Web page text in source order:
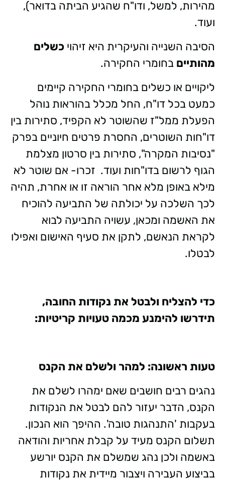
מהירות, למשל, ודו"ח שהגיע הביתה בדואר),
ועוד.
הסיבה השנייה והעיקרית היא זיהוי כשלים
מהותיים בחומרי החקירה.
ליקויים או כשלים בחומרי החקירה קיימים
כמעט בכל דו"ח, החל מכלל בהוראות נוהל
הפעלת ממל"ז שהשוטר לא הקפיד, סתירות בין
דו"חות השוטרים, החסרת פרטים חיוניים בפרק
"נסיבות המקרה", סתירות בין סרטון מצלמת
הגוף לרשום בדו"חות ועוד. זכרו- אם שוטר לא
מילא באופן מלא אחר הוראה זו או אחרת, תהיה
לכך השלכה על יכולתה של התביעה להוכיח
את האשמה ומכאן, עשויה התביעה לבוא
לקראת הנאשם, לתקן את סעיף האישום ואפילו
לבטלו.
כדי להצליח ולבטל את נקודות החובה,
תידרשו להימנע מכמה טעויות קריטיות:
טעות ראשונה: למהר ולשלם את הקנס
נהגים רבים חושבים שאם ימהרו לשלם את
הקנס, הדבר יעזור להם לבטל את הנקודות
בעקבות 'התנהגות טובה'. ההיפך הוא הנכון.
תשלום הקנס מעיד על קבלת אחריות והודאה
באשמה ולכן נהג שמשלם את הקנס יורשע
בביצוע העבירה ויצבור מיידית את נקודות